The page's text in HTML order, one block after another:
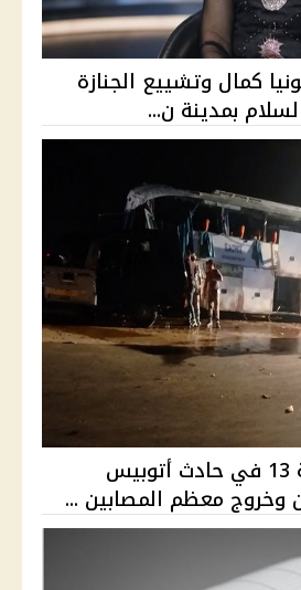
كمال وتشييع الجنازة
بمدينة ن...
وفاة طفل وإصابة 13 في حادث أتوبيس
وخروج معظم المصابين ...